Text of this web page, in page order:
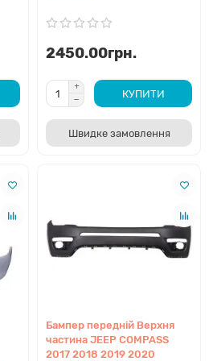
з алюмінію для
норм безпеки
петлями та замком. Версія
матовою
(декалью) по центру.
отворами для фіксації
арок. Постачається у
Важливо зберегти
до передньої стійки та дверей.
2450.00грн.
КУПИТИ
Швидке замовлення
Бампер передній Верхня
частина JEEP COMPASS
2017 2018 2019 2020